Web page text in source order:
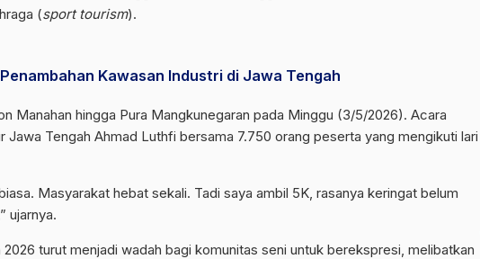
(sport tourism).
Kawasan Industri di Jawa Tengah
Manahan hingga Pura Mangkunegaran pada Minggu (3/5/2026). Acara
Jawa Tengah Ahmad Luthfi bersama 7.750 orang peserta yang mengikuti lari
Masyarakat hebat sekali. Tadi saya ambil 5K, rasanya keringat belum
ujarnya.
2026 turut menjadi wadah bagi komunitas seni untuk berekspresi, melibatkan